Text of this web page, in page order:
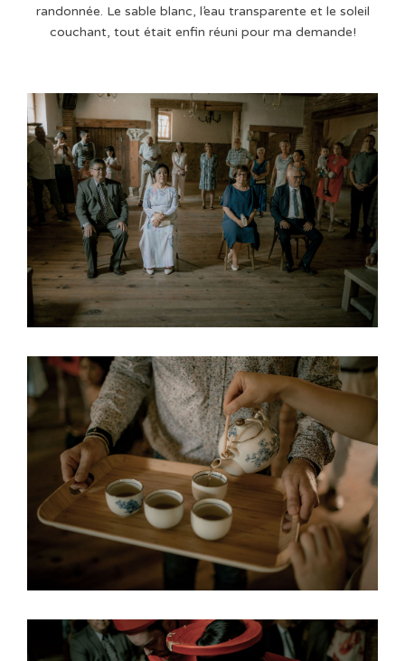
randonnée. Le sable blanc, l’eau transparente et le soleil
couchant, tout était enfin réuni pour ma demande!